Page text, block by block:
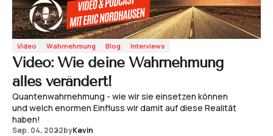
Video Wahrnehmung Blog Interviews
Video: Wie deine Wahrnehmung
alles verändert!
Quantenwahrnehmung - wie wir sie einsetzen können
und welch enormen Einfluss wir damit auf diese Realität
haben!
Sep. 04, 2022byKevin